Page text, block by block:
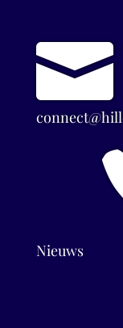

Nieuws